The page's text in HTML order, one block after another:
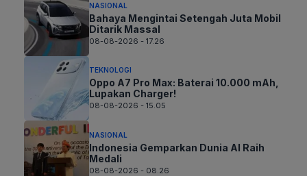
NASIONAL
Bahaya Mengintai Setengah Juta Mobil
Ditarik Massal
08-08-2026 - 17.26
TEKNOLOGI
Oppo A7 Pro Max: Baterai 10.000 mAh,
Lupakan Charger!
08-08-2026 - 15.05
NASIONAL
Indonesia Gemparkan Dunia AI Raih
Medali
08-08-2026 - 08.26